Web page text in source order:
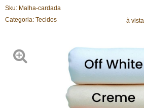
Sku: Malha-cardada
Categoria: Tecidos à vista